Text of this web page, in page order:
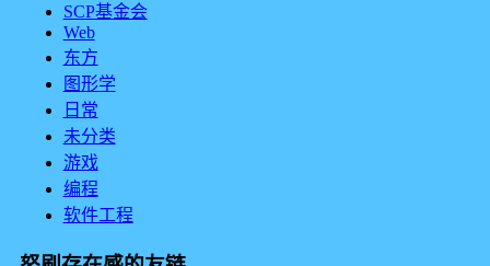
SCP基金会
Web
东方
图形学
日常
未分类
游戏
编程
软件工程